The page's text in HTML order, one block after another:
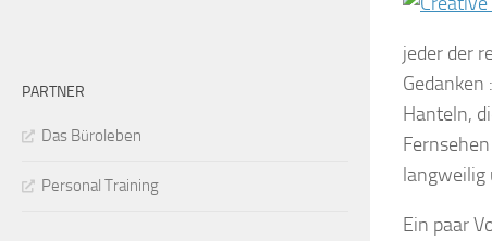
jeder der
Hanteln,
langweilig
Ein paar
PARTNER
Das Büroleben
Personal Training